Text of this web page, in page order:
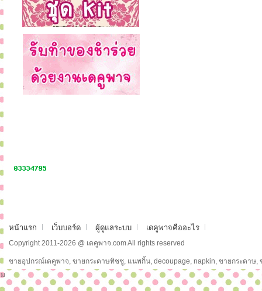
หน้าแรก เว็บบอร์ด ผู้ดูแลระบบ เดคูพาจคืออะไร
Copyright 2011-2026 @ เดคูพาจ.com All rights reserved
ขายอุปกรณ์เดคูพาจ, ขายกระดาษทิชชู, แนพกิ้น, decoupage, napkin, ขายกระดาษ
ม